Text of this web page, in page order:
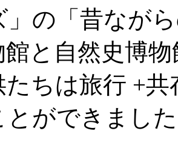
」の「昔なが
館と自然史博
たちは旅行 +
とができまし